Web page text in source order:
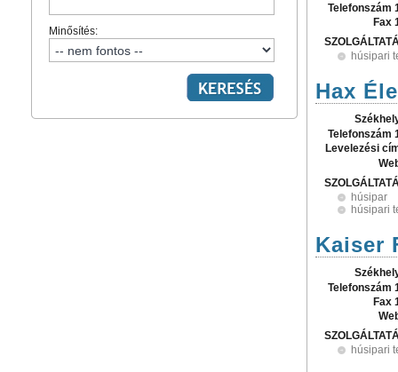
Minősítés:
Telefonszám
Fax
húsipari
Hax
Telefonszám
Levelezési
húsipar
húsipari
Kaiser
Telefonszám
Fax
húsipari